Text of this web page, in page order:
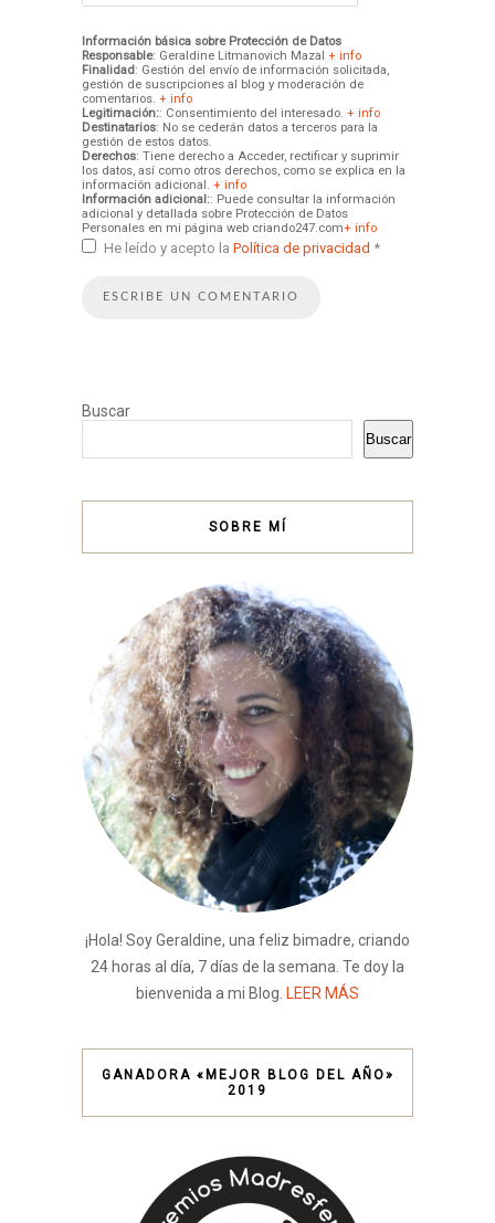
Información básica sobre Protección de Datos
Responsable: Geraldine Litmanovich Mazal + info
Finalidad: Gestión del envío de información solicitada,
gestión de suscripciones al blog y moderación de
comentarios. + info
Legitimación:: Consentimiento del interesado. + info
Destinatarios: No se cederán datos a terceros para la
gestión de estos datos.
Derechos: Tiene derecho a Acceder, rectificar y suprimir
los datos, así como otros derechos, como se explica en la
información adicional. + info
Información adicional:: Puede consultar la información
adicional y detallada sobre Protección de Datos
Personales en mi página web criando247.com+ info
He leído y acepto la Política de privacidad *
Buscar
Buscar
SOBRE MÍ
¡Hola! Soy Geraldine, una feliz bimadre, criando
24 horas al día, 7 días de la semana. Te doy la
bienvenida a mi Blog. LEER MÁS
GANADORA «MEJOR BLOG DEL AÑO»
2019